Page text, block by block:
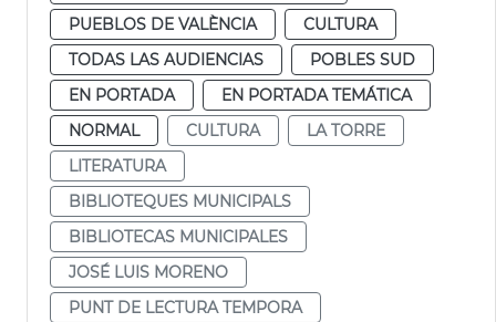
PUEBLOS DE VALÈNCIA
CULTURA
TODAS LAS AUDIENCIAS
POBLES SUD
EN PORTADA
EN PORTADA TEMÁTICA
NORMAL
CULTURA
LA TORRE
LITERATURA
BIBLIOTEQUES MUNICIPALS
BIBLIOTECAS MUNICIPALES
JOSÉ LUIS MORENO
PUNT DE LECTURA TEMPORA